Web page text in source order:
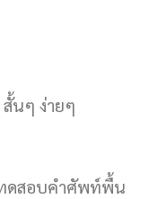
นๆ ง่ายๆ
สอบคำศัพท์พื้น